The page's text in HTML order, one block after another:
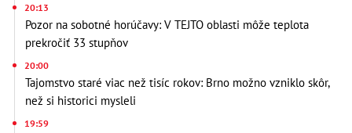
20:13
Pozor na sobotné horúčavy: V TEJTO oblasti môže teplota
prekročiť 33 stupňov
20:00
Tajomstvo staré viac než tisíc rokov: Brno možno vzniklo skôr,
než si historici mysleli
19:59